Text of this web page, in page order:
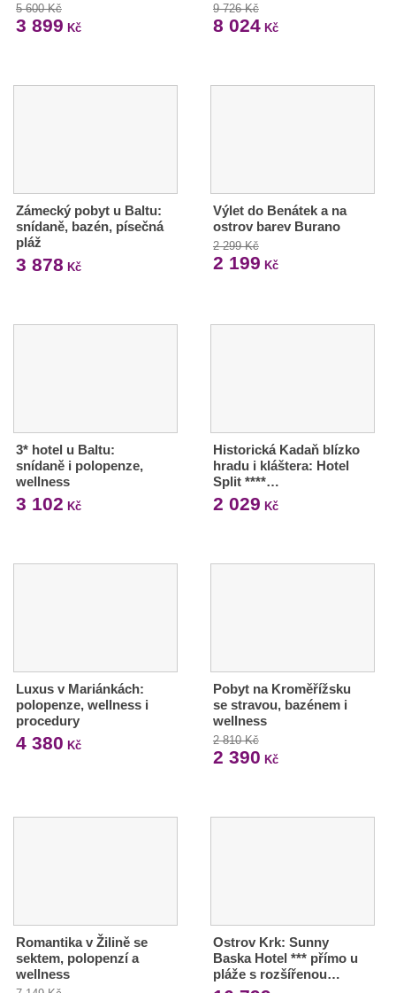
5 600 Kč
3 899 Kč
9 726 Kč
8 024Kč
Zámecký pobyt u Baltu:
snídaně, bazén, písečná
pláž
3 878 Kč
Výlet do Benátek a na
ostrov barev Burano
2 299 Kč
2 199 Kč
3* hotel u Baltu:
snídaně i polopenze,
wellness
3 102 Kč
Historická Kadaň blízko
hradu i kláštera: Hotel
Split ****…
2 029 Kč
Luxus v Mariánkách:
polopenze, wellness i
procedury
4 380 Kč
Pobyt na Kroměřížsku
se stravou, bazénem i
wellness
2 810 Kč
2 390 Kč
Romantika v Žilině se
sektem, polopenzí a
wellness
Ostrov Krk: Sunny
Baska Hotel *** přímo u
pláže s rozšířenou…